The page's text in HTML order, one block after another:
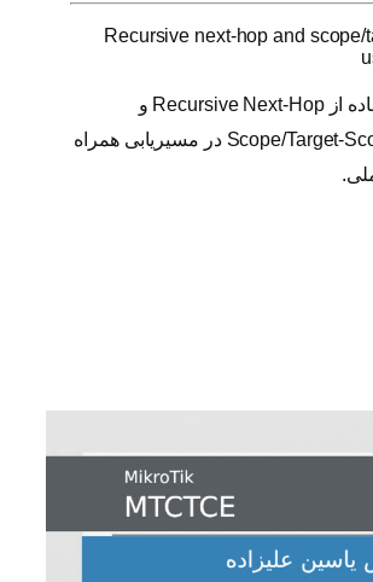
Recursive next-hop and scope/
آموزش استفاده از Recursive Next-Hop و
تنظیمات Scope/Target-Scope در مسیریابی همراه